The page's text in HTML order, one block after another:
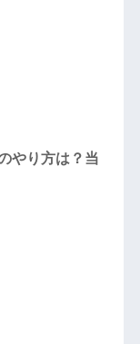
やり方は？当